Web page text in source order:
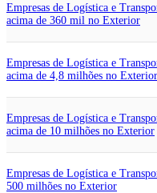
Empresas de Logística e
acima de 360 mil no Exterior
Empresas de Logística e
acima de 4,8 milhões no Exterior
Empresas de Logística e
acima de 10 milhões no Exterior
Empresas de Logística e
500 milhões no Exterior